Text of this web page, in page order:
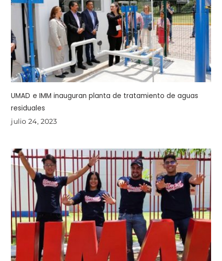
UMAD e IMM inauguran planta de tratamiento de aguas
residuales
julio 24, 2023